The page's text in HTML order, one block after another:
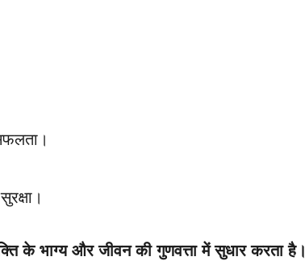
के भाग्य और जीवन की गुणवत्ता में सुधार करता है।